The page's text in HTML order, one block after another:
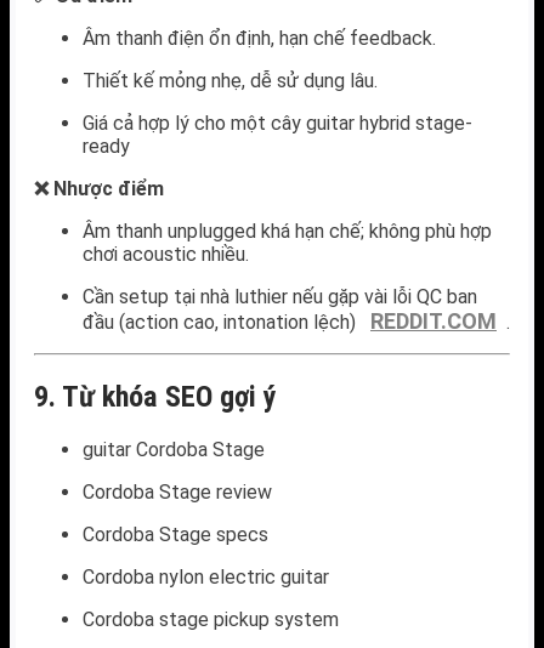
Âm thanh điện ổn định, hạn chế feedback.
Thiết kế mỏng nhẹ, dễ sử dụng lâu.
Giá cả hợp lý cho một cây guitar hybrid stage-
ready
❌ Nhược điểm
Âm thanh unplugged khá hạn chế; không phù hợp
chơi acoustic nhiều.
Cần setup tại nhà luthier nếu gặp vài lỗi QC ban
đầu (action cao, intonation lệch)
REDDIT.COM .
9. Từ khóa SEO gợi ý
guitar Cordoba Stage
Cordoba Stage review
Cordoba Stage specs
Cordoba nylon electric guitar
Cordoba stage pickup system